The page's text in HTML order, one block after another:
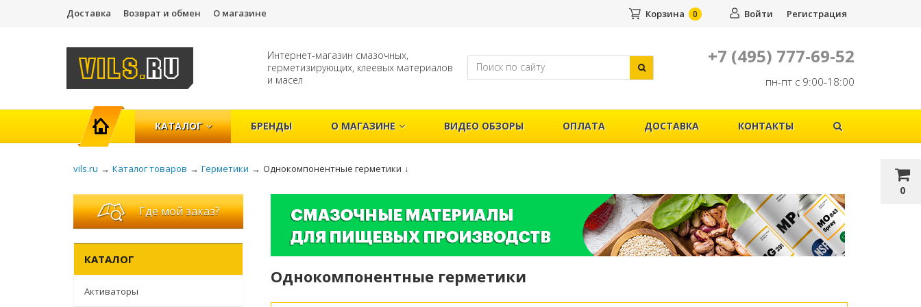
Доставка Возврат и обмен О магазине
0
Войти Регистрация
Корзина 0
Интернет-магазин смазочных,
герметизирующих, клеевых материалов
и масел
+7 (495) 777-69-52
пн-пт с 9:00-18:00
ГЛАВНАЯ
КАТАЛОГ БРЕНДЫ О МАГАЗИНЕ ВИДЕО ОБЗОРЫ ОПЛАТА ДОСТАВКА КОНТАКТЫ
vils.ru → Каталог товаров → Герметики → Однокомпонентные герметики ↓
Где мой заказ?
КАТАЛОГ
Активаторы
Однокомпонентные герметики